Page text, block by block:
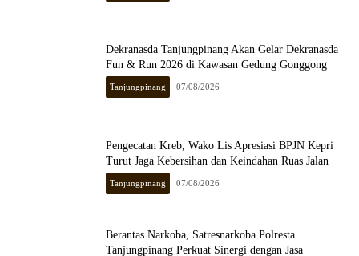
Dekranasda Tanjungpinang Akan Gelar Dekranasda
Fun & Run 2026 di Kawasan Gedung Gonggong
Tanjungpinang 07/08/2026
Pengecatan Kreb, Wako Lis Apresiasi BPJN Kepri
Turut Jaga Kebersihan dan Keindahan Ruas Jalan
Tanjungpinang 07/08/2026
Berantas Narkoba, Satresnarkoba Polresta
Tanjungpinang Perkuat Sinergi dengan Jasa